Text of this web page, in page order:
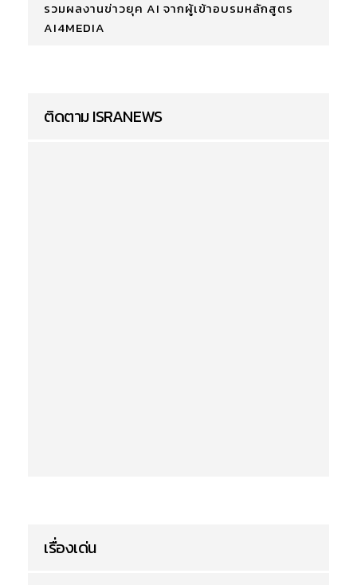
รวมผลงานข่าวยุค AI จากผู้เข้าอบรมหลักสูตร
AI4MEDIA
ติดตาม ISRANEWS
เรื่องเด่น